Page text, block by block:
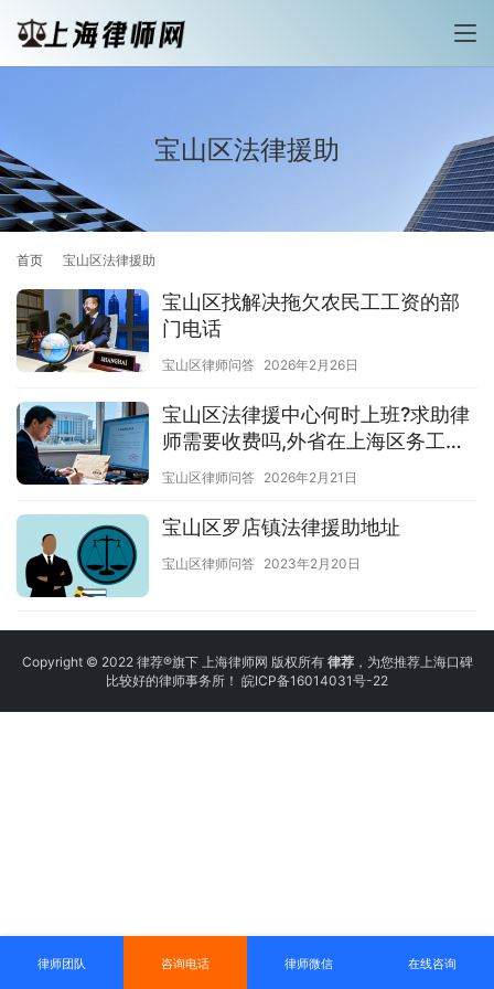
宝山区法律援助
首页 宝山区法律援助
宝山区找解决拖欠农民工工资的部
门电话
宝山区律师问答 2026年2月26日
宝山区法律援中心何时上班?求助律
师需要收费吗,外省在上海区务工人
员是否可以
宝山区律师问答 2026年2月21日
宝山区罗店镇法律援助地址
宝山区律师问答 2023年2月20日
Copyright © 2022 律荐®旗下 上海律师网 版权所有 律荐，为您推荐上海口碑
比较好的律师事务所！ 皖ICP备16014031号-22
律师团队 咨询电话 律师微信 在线咨询